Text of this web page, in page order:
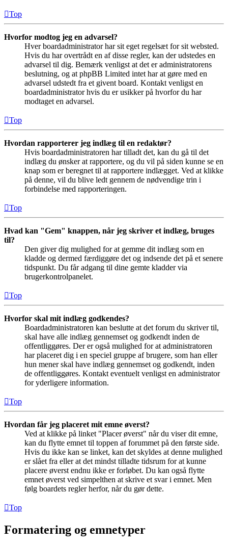
Top
Hvorfor modtog jeg en advarsel?
Hver boardadministrator har sit eget regelsæt for sit websted.
Hvis du har overtrådt en af disse regler, kan der udstedes en
advarsel til dig. Bemærk venligst at det er administratorens
beslutning, og at phpBB Limited intet har at gøre med en
advarsel udstedt fra et givent board. Kontakt venligst en
boardadministrator hvis du er usikker på hvorfor du har
modtaget en advarsel.
Top
Hvordan rapporterer jeg indlæg til en redaktør?
Hvis boardadministratoren har tilladt det, kan du gå til det
indlæg du ønsker at rapportere, og du vil på siden kunne se en
knap som er beregnet til at rapportere indlægget. Ved at klikke
på denne, vil du blive ledt gennem de nødvendige trin i
forbindelse med rapporteringen.
Top
Hvad kan "Gem" knappen, når jeg skriver et indlæg, bruges
til?
Den giver dig mulighed for at gemme dit indlæg som en
kladde og dermed færdiggøre det og indsende det på et senere
tidspunkt. Du får adgang til dine gemte kladder via
brugerkontrolpanelet.
Top
Hvorfor skal mit indlæg godkendes?
Boardadministratoren kan beslutte at det forum du skriver til,
skal have alle indlæg gennemset og godkendt inden de
offentliggøres. Der er også mulighed for at administratoren
har placeret dig i en speciel gruppe af brugere, som han eller
hun mener skal have indlæg gennemset og godkendt, inden
de offentliggøres. Kontakt eventuelt venligst en administrator
for yderligere information.
Top
Hvordan får jeg placeret mit emne øverst?
Ved at klikke på linket "Placer øverst" når du viser dit emne,
kan du flytte emnet til toppen af forummet på den første side.
Hvis du ikke kan se linket, kan det skyldes at denne mulighed
er slået fra eller at det mindst tilladte tidsrum for at kunne
placere øverst endnu ikke er forløbet. Du kan også flytte
emnet øverst ved simpelthen at skrive et svar i emnet. Men
følg boardets regler herfor, når du gør dette.
Top
Formatering og emnetyper